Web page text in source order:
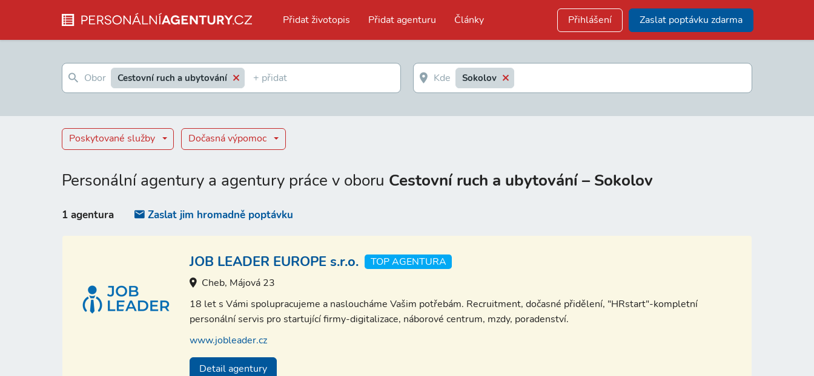
Přidat životopis Přidat agenturu Články Přihlášení Zaslat poptávku zdarma
Cestovní ruch a ubytování Sokolov
Poskytované služby Dočasná výpomoc
Personální agentury a agentury práce v oboru Cestovní ruch a ubytování – Sokolov
1 agentura Zaslat jim hromadně poptávku
JOB LEADER EUROPE s.r.o.
TOP AGENTURA
Cheb, Májová 23
18 let s Vámi spolupracujeme a nasloucháme Vašim potřebám. Recruitment, dočasné přidělení, "HRstart"-kompletní
personální servis pro startující firmy-digitalizace, náborové centrum, mzdy, poradenství.
www.jobleader.cz
Detail agentury